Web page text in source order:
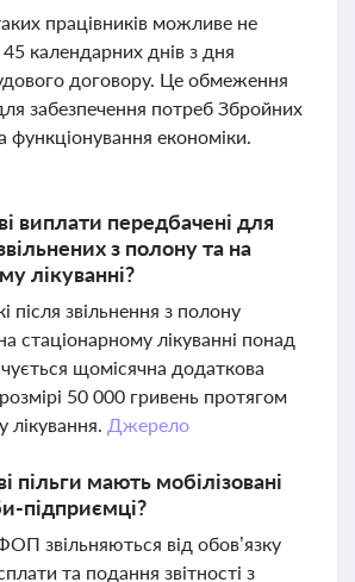
працівників можливе не
календарних днів з дня
договору. Це обмеження
забезпечення потреб Збройних
функціонування економіки.
виплати передбачені для
з полону та на
лікуванні?
після звільнення з полону
стаціонарному лікуванні понад
щомісячна додаткова
50 000 гривень протягом
лікування. Джерело
пільги мають мобілізовані
підприємці?
звільняються від обов’язку
та подання звітності з